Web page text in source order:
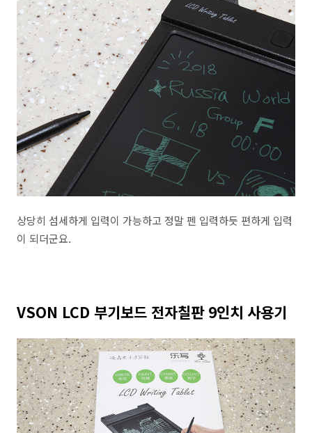
상당히 섬세하게 입력이 가능하고 정말 펜 입력하듯 편하게 입력
이 되더군요.
VSON LCD 부기보드 전자칠판 9인치 사용기